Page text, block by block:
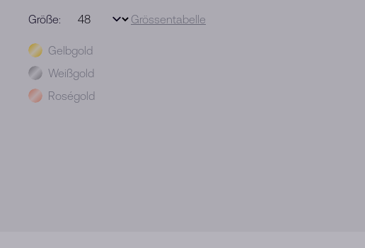
Größe: Grössentabelle
MetalGelbgold
Weißgold
Roségold